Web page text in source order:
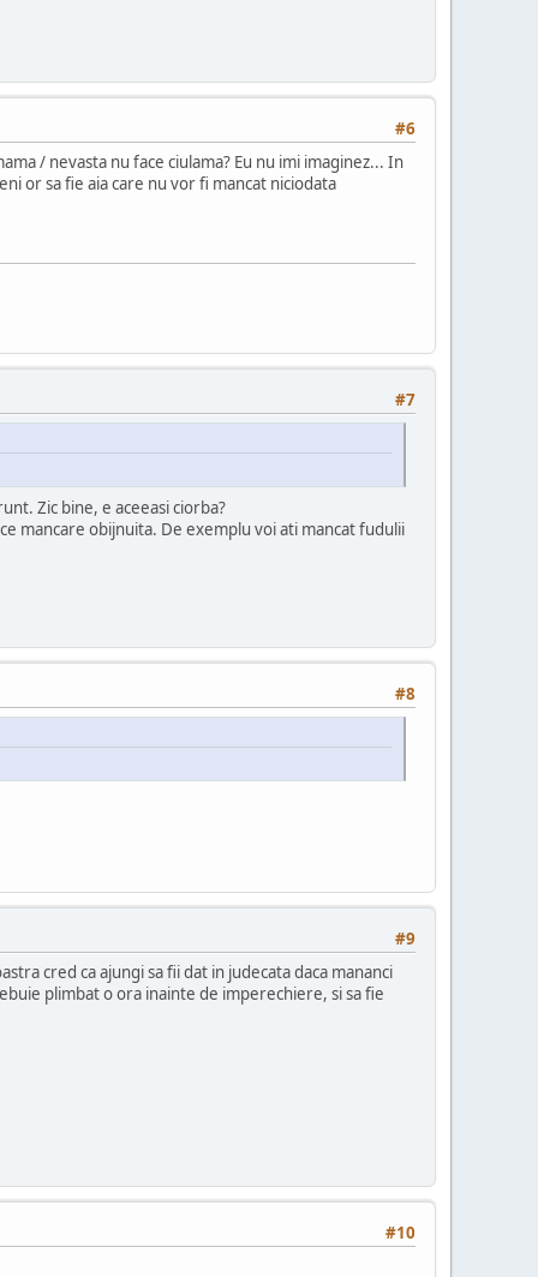
#6
/ nevasta nu face ciulama? Eu nu imi imaginez... In
or sa fie aia care nu vor fi mancat niciodata
#7
Zic bine, e aceeasi ciorba?
mancare obijnuita. De exemplu voi ati mancat fudulii
#8
#9
cred ca ajungi sa fii dat in judecata daca mananci
plimbat o ora inainte de imperechiere, si sa fie
#10